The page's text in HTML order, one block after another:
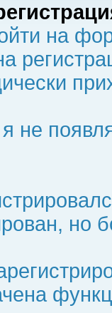
на
не
но